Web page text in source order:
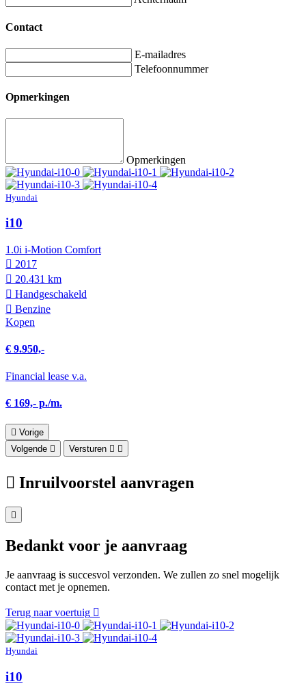
Contact
E-mailadres
Telefoonnummer
Opmerkingen
Opmerkingen
Hyundai
i10
1.0i i-Motion Comfort
2017
20.431 km
Hand­geschakeld
Benzine
Kopen
€ 9.950,-
Financial lease v.a.
€ 169,- p./m.
Vorige
Volgende
Versturen
Inruilvoorstel aanvragen
Bedankt voor je aanvraag
Je aanvraag is succesvol verzonden. We zullen zo snel mogelijk
contact met je opnemen.
Terug naar voertuig
Hyundai
i10